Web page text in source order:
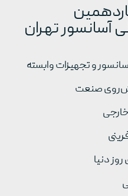
آسانسور تهران
و تجهیزات وابسته
صنعت
دنیا